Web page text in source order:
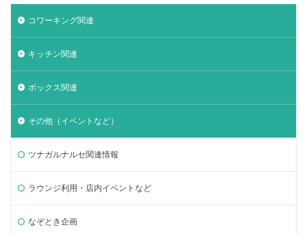
コワーキング関連
キッチン関連
ボックス関連
その他（イベントなど）
ツナガルナルセ関連情報
ラウンジ利用・店内イベントなど
なぞとき企画